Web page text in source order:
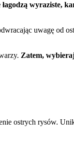
wyraziste,
uwagę od
Zatem,
ostrych rysów.